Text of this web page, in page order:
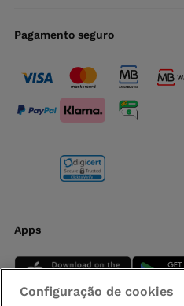
Pagamento seguro
Apps
Configuração de cookies